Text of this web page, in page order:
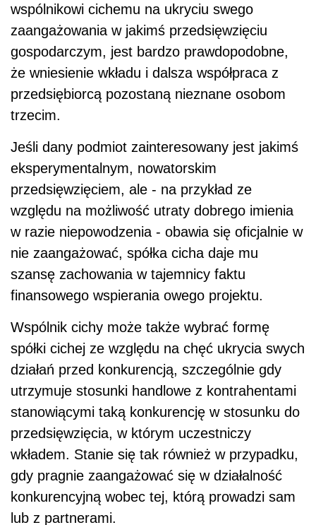
wspólnikowi cichemu na ukryciu swego
zaangażowania w jakimś przedsięwzięciu
gospodarczym, jest bardzo prawdopodobne,
że wniesienie wkładu i dalsza współpraca z
przedsiębiorcą pozostaną nieznane osobom
trzecim.
Jeśli dany podmiot zainteresowany jest jakimś
eksperymentalnym, nowatorskim
przedsięwzięciem, ale - na przykład ze
względu na możliwość utraty dobrego imienia
w razie niepowodzenia - obawia się oficjalnie w
nie zaangażować, spółka cicha daje mu
szansę zachowania w tajemnicy faktu
finansowego wspierania owego projektu.
Wspólnik cichy może także wybrać formę
spółki cichej ze względu na chęć ukrycia swych
działań przed konkurencją, szczególnie gdy
utrzymuje stosunki handlowe z kontrahentami
stanowiącymi taką konkurencję w stosunku do
przedsięwzięcia, w którym uczestniczy
wkładem. Stanie się tak również w przypadku,
gdy pragnie zaangażować się w działalność
konkurencyjną wobec tej, którą prowadzi sam
lub z partnerami.